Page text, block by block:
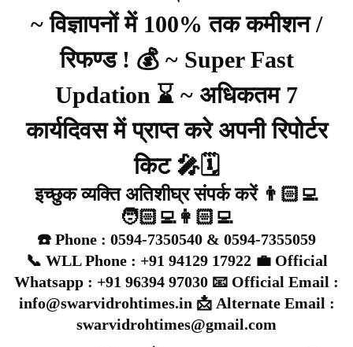
~ विज्ञापनों में 100% तक कमीशन /
रिफण्ड ! 💰 ~ Super Fast
Updation ⌛ ~ अधिकतम 7
कार्यदिवस में प्राप्त करे अपनी रिपोर्टर
किट 🎤🗓️
इच्छुक व्यक्ति अतिशीघ्र संपर्क करें 👨🏻‍💻
🧑🏻‍💻👩🏻‍💻
☎️ Phone : 0594-7350540 & 0594-7355059
📞 WLL Phone : +91 94129 17922 💼 Official
Whatsapp : +91 96394 97030 📧 Official Email :
info@swarvidrohtimes.in 📩 Alternate Email :
swarvidrohtimes@gmail.com